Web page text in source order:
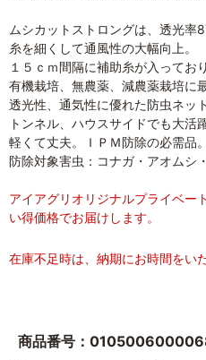
ムシカットストロングは、透光率
糸を細くして通風性の大幅向上。
１５ｃｍ間隔に補助糸が入ってお
有機栽培、無農薬、減農薬栽培に最
透光性、通気性に優れた防虫ネット
トンネル、ハウスサイドでも大活躍
軽くて丈夫。ＩＰＭ防除の必需品。
防除対象害虫：コナガ・アオムシ
アイアグリオリジナルプライベー
い得価格でお届けします。
在庫不足時は、納期にお時間をい
商品番号：